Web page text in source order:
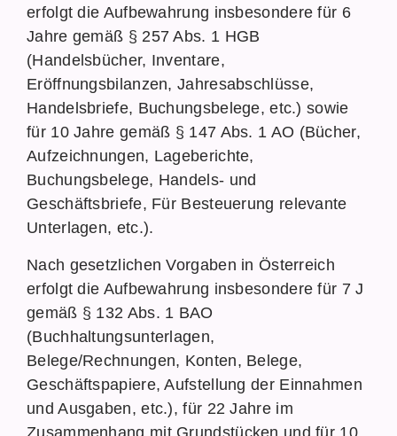
erfolgt die Aufbewahrung insbesondere für 6
Jahre gemäß § 257 Abs. 1 HGB
(Handelsbücher, Inventare,
Eröffnungsbilanzen, Jahresabschlüsse,
Handelsbriefe, Buchungsbelege, etc.) sowie
für 10 Jahre gemäß § 147 Abs. 1 AO (Bücher,
Aufzeichnungen, Lageberichte,
Buchungsbelege, Handels- und
Geschäftsbriefe, Für Besteuerung relevante
Unterlagen, etc.).
Nach gesetzlichen Vorgaben in Österreich
erfolgt die Aufbewahrung insbesondere für 7 J
gemäß § 132 Abs. 1 BAO
(Buchhaltungsunterlagen,
Belege/Rechnungen, Konten, Belege,
Geschäftspapiere, Aufstellung der Einnahmen
und Ausgaben, etc.), für 22 Jahre im
Zusammenhang mit Grundstücken und für 10